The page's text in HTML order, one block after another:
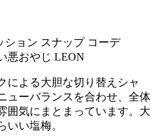
による大胆な切り替えシャ
ューバランスを合わせ、全体
囲気にまとまっています。大
いい塩梅。